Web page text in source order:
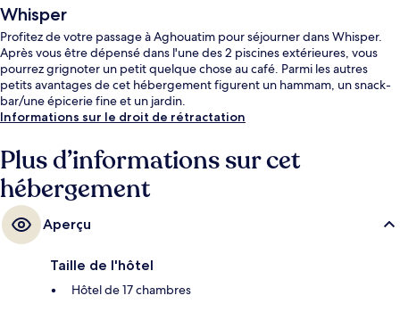
Whisper
Profitez de votre passage à Aghouatim pour séjourner dans Whisper.
Après vous être dépensé dans l'une des 2 piscines extérieures, vous
pourrez grignoter un petit quelque chose au café. Parmi les autres
petits avantages de cet hébergement figurent un hammam, un snack-
bar/une épicerie fine et un jardin.
Informations sur le droit de rétractation
Plus d’informations sur cet
hébergement
Aperçu
Taille de l'hôtel
Hôtel de 17 chambres